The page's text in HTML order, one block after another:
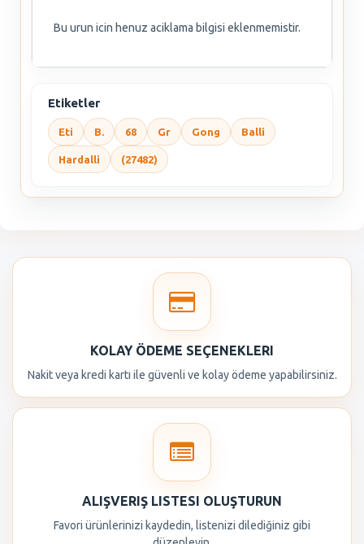
Bu urun icin henuz aciklama bilgisi eklenmemistir.
Etiketler
Eti B. 68 Gr Gong Balli
Hardalli (27482)
KOLAY ÖDEME SEÇENEKLERI
Nakit veya kredi kartı ile güvenli ve kolay ödeme yapabilirsiniz.
ALIŞVERIŞ LISTESI OLUŞTURUN
Favori ürünlerinizi kaydedin, listenizi dilediğiniz gibi